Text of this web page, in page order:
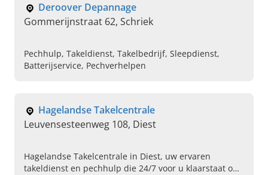
Deroover Depannage
Gommerijnstraat 62, Schriek
Pechhulp, Takeldienst, Takelbedrijf, Sleepdienst,
Batterijservice, Pechverhelpen
Hagelandse Takelcentrale
Leuvensesteenweg 108, Diest
Hagelandse Takelcentrale in Diest, uw ervaren
takeldienst en pechhulp die 24/7 voor u klaarstaat om